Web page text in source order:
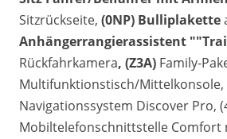
Sitzrückseite, (0NP) Bulliplakette
Anhängerrangierassistent
Rückfahrkamera, (Z3A) Family-
Multifunktionstisch/Mittelkonsole,
Navigationssystem Discover Pro,
Mobiltelefonschnittstelle Comfort